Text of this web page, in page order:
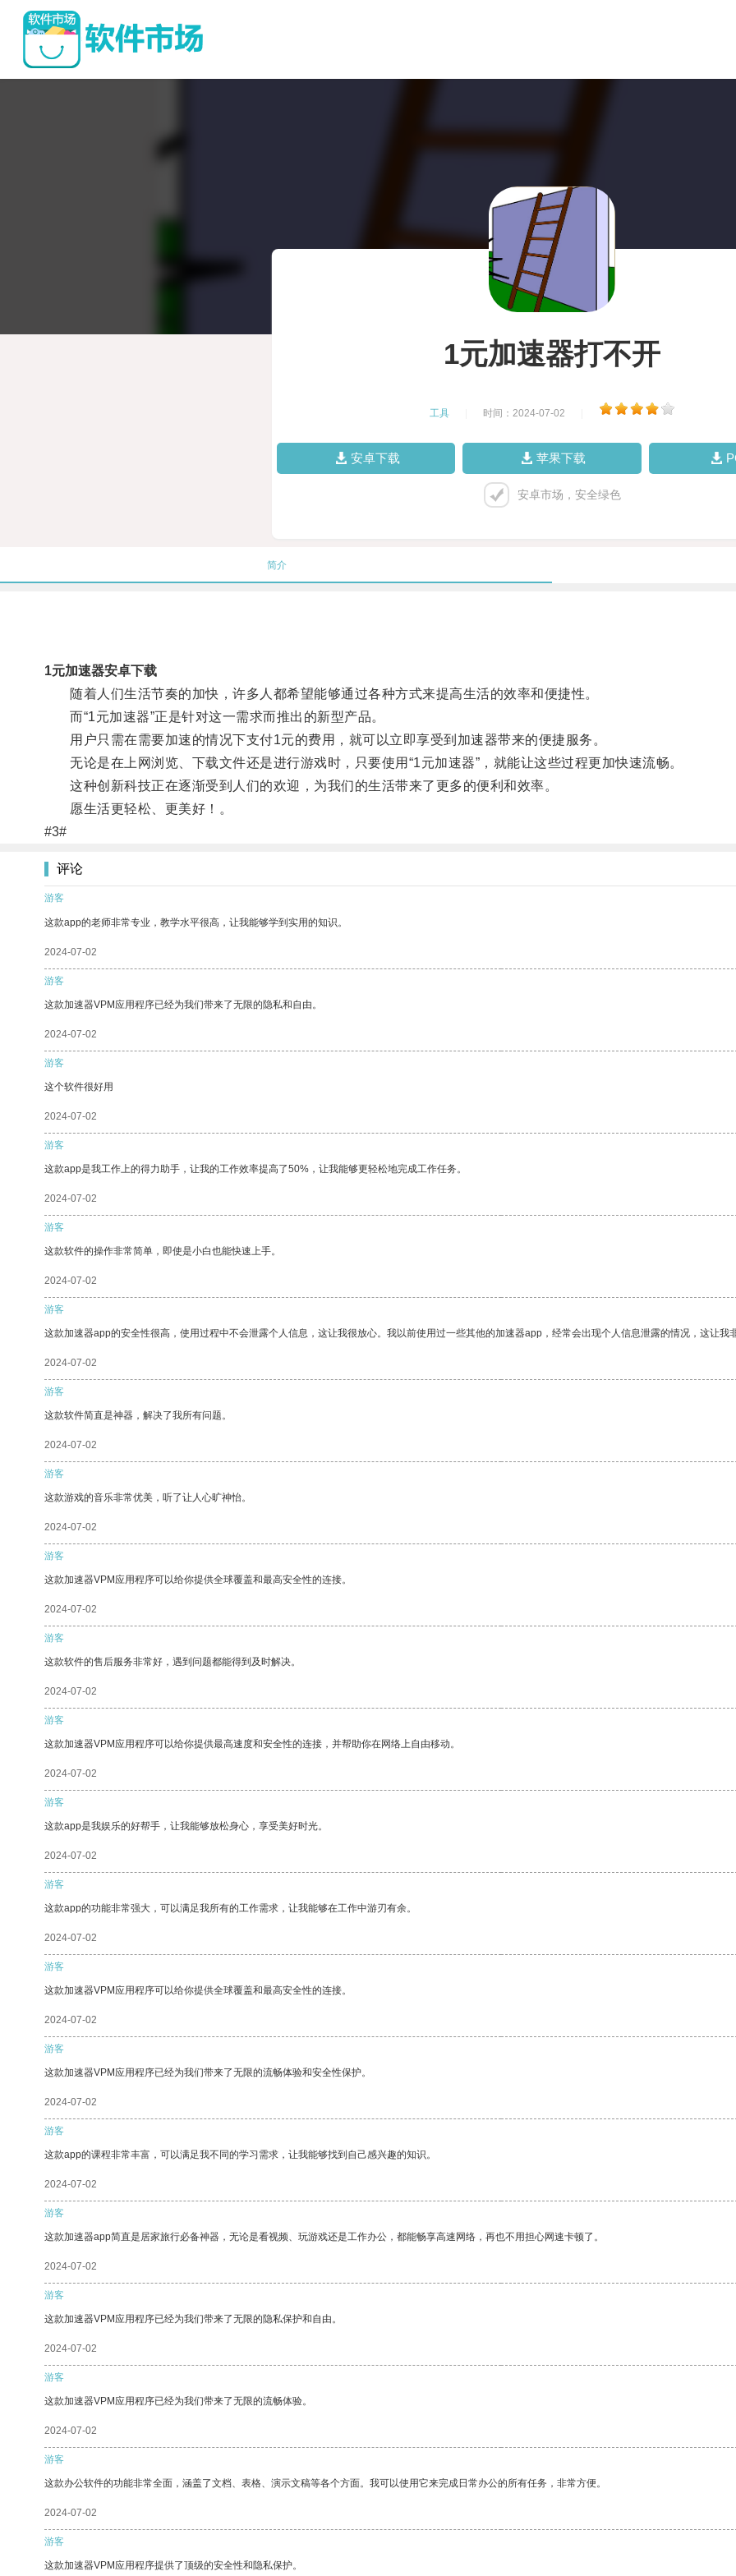
1元加速器打不开
工具 时间：2024-07-02
安卓下载 苹果下载
安卓市场，安全绿色
简介
1元加速器安卓下载
随着人们生活节奏的加快，许多人都希望能够通过各种方式来提高生活的效率和便捷性。
而“1元加速器”正是针对这一需求而推出的新型产品。
用户只需在需要加速的情况下支付1元的费用，就可以立即享受到加速器带来的便捷服务。
无论是在上网浏览、下载文件还是进行游戏时，只要使用“1元加速器”，就能让这些过程更加快速流畅。
这种创新科技正在逐渐受到人们的欢迎，为我们的生活带来了更多的便利和效率。
愿生活更轻松、更美好！。
#3#
评论
游客
这款app的老师非常专业，教学水平很高，让我能够学到实用的知识。
2024-07-02
游客
这款加速器VPM应用程序已经为我们带来了无限的隐私和自由。
2024-07-02
游客
这个软件很好用
2024-07-02
游客
这款app是我工作上的得力助手，让我的工作效率提高了50%，让我能够更轻松地完成工作任务。
2024-07-02
游客
这款软件的操作非常简单，即使是小白也能快速上手。
2024-07-02
游客
这款加速器app的安全性很高，使用过程中不会泄露个人信息，这让我很放心。我以前使用过一些其他的加速器app，经常会出现个人信息泄露的情况，这让我
2024-07-02
游客
这款软件简直是神器，解决了我所有问题。
2024-07-02
游客
这款游戏的音乐非常优美，听了让人心旷神怡。
2024-07-02
游客
这款加速器VPM应用程序可以给你提供全球覆盖和最高安全性的连接。
2024-07-02
游客
这款软件的售后服务非常好，遇到问题都能得到及时解决。
2024-07-02
游客
这款加速器VPM应用程序可以给你提供最高速度和安全性的连接，并帮助你在网络上自由移动。
2024-07-02
游客
这款app是我娱乐的好帮手，让我能够放松身心，享受美好时光。
2024-07-02
游客
这款app的功能非常强大，可以满足我所有的工作需求，让我能够在工作中游刃有余。
2024-07-02
游客
这款加速器VPM应用程序可以给你提供全球覆盖和最高安全性的连接。
2024-07-02
游客
这款加速器VPM应用程序已经为我们带来了无限的流畅体验和安全性保护。
2024-07-02
游客
这款app的课程非常丰富，可以满足我不同的学习需求，让我能够找到自己感兴趣的知识。
2024-07-02
游客
这款加速器app简直是居家旅行必备神器，无论是看视频、玩游戏还是工作办公，都能畅享高速网络，再也不用担心网速卡顿了。
2024-07-02
游客
这款加速器VPM应用程序已经为我们带来了无限的隐私保护和自由。
2024-07-02
游客
这款加速器VPM应用程序已经为我们带来了无限的流畅体验。
2024-07-02
游客
这款办公软件的功能非常全面，涵盖了文档、表格、演示文稿等各个方面。我可以使用它来完成日常办公的所有任务，非常方便。
2024-07-02
游客
这款加速器VPM应用程序提供了顶级的安全性和隐私保护。